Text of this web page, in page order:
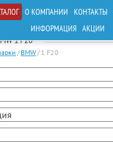
О КОМПАНИИ КОНТАКТЫ
ИНФОРМАЦИЯ АКЦИИ
1 F20
/ BMW/ 1 F20